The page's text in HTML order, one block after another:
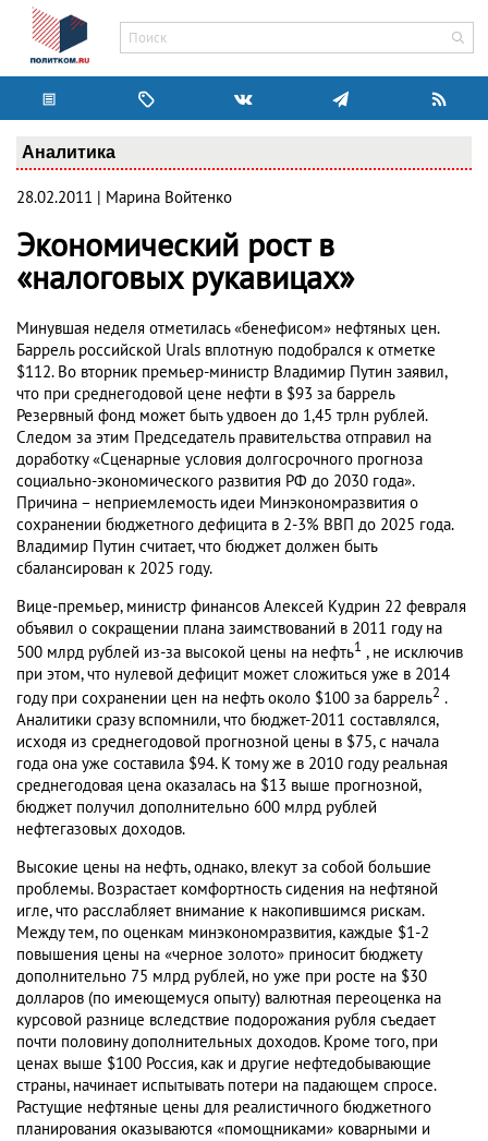
Аналитика
28.02.2011 | Марина Войтенко
Экономический рост в
«налоговых рукавицах»
Минувшая неделя отметилась «бенефисом» нефтяных цен.
Баррель российской Urals вплотную подобрался к отметке
$112. Во вторник премьер-министр Владимир Путин заявил,
что при среднегодовой цене нефти в $93 за баррель
Резервный фонд может быть удвоен до 1,45 трлн рублей.
Следом за этим Председатель правительства отправил на
доработку «Сценарные условия долгосрочного прогноза
социально-экономического развития РФ до 2030 года».
Причина – неприемлемость идеи Минэкономразвития о
сохранении бюджетного дефицита в 2-3% ВВП до 2025 года.
Владимир Путин считает, что бюджет должен быть
сбалансирован к 2025 году.
Вице-премьер, министр финансов Алексей Кудрин 22 февраля
объявил о сокращении плана заимствований в 2011 году на
500 млрд рублей из-за высокой цены на нефть1 , не исключив
при этом, что нулевой дефицит может сложиться уже в 2014
году при сохранении цен на нефть около $100 за баррель2 .
Аналитики сразу вспомнили, что бюджет-2011 составлялся,
исходя из среднегодовой прогнозной цены в $75, с начала
года она уже составила $94. К тому же в 2010 году реальная
среднегодовая цена оказалась на $13 выше прогнозной,
бюджет получил дополнительно 600 млрд рублей
нефтегазовых доходов.
Высокие цены на нефть, однако, влекут за собой большие
проблемы. Возрастает комфортность сидения на нефтяной
игле, что расслабляет внимание к накопившимся рискам.
Между тем, по оценкам минэкономразвития, каждые $1-2
повышения цены на «черное золото» приносит бюджету
дополнительно 75 млрд рублей, но уже при росте на $30
долларов (по имеющемуся опыту) валютная переоценка на
курсовой разнице вследствие подорожания рубля съедает
почти половину дополнительных доходов. Кроме того, при
ценах выше $100 Россия, как и другие нефтедобывающие
страны, начинает испытывать потери на падающем спросе.
Растущие нефтяные цены для реалистичного бюджетного
планирования оказываются «помощниками» коварными и